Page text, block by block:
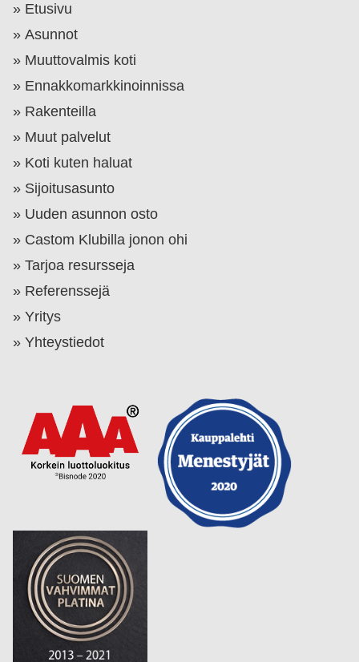
Etusivu
Asunnot
Muuttovalmis koti
Ennakkomarkkinoinnissa
Rakenteilla
Muut palvelut
Koti kuten haluat
Sijoitusasunto
Uuden asunnon osto
Castom Klubilla jonon ohi
Tarjoa resursseja
Referenssejä
Yritys
Yhteystiedot